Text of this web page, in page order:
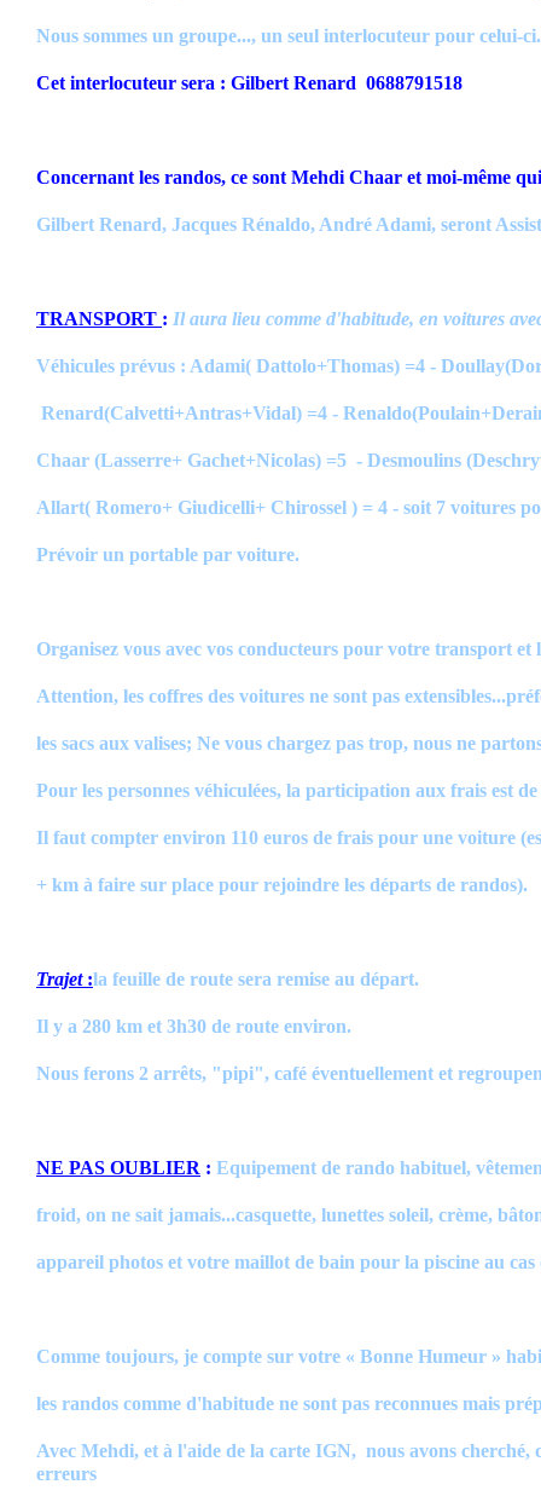
Nous sommes un groupe..., un seul interlocuteur pour celui-ci.
Cet interlocuteur sera : Gilbert Renard 0688791518
Concernant les randos, ce sont Mehdi Chaar et moi-même
Gilbert Renard, Jacques Rénaldo, André Adami, seront
TRANSPORT : Il aura lieu comme d'habitude, en voitures
Véhicules prévus : Adami( Dattolo+Thomas) =4 -
Renard(Calvetti+Antras+Vidal) =4 -
Chaar (Lasserre+ Gachet+Nicolas) =5 - Desmoulins
Allart( Romero+ Giudicelli+ Chirossel ) = 4 - soit 7 voitures
Prévoir un portable par voiture.
Organisez vous avec vos conducteurs pour votre transport et
Attention, les coffres des voitures ne sont pas
les sacs aux valises; Ne vous chargez pas trop, nous ne
Pour les personnes véhiculées, la participation aux frais est de
Il faut compter environ 110 euros de frais pour une voiture
+ km à faire sur place pour rejoindre les départs de randos).
Trajet:la feuille de route sera remise au départ.
Il y a 280 km et 3h30 de route environ.
Nous ferons 2 arrêts, "pipi", café éventuellement et
NE PAS OUBLIER : Equipement de rando habituel,
froid, on ne sait jamais...casquette, lunettes soleil, crème,
appareil photos et votre maillot de bain pour la piscine au cas
Comme toujours, je compte sur votre « Bonne Humeur »
les randos comme d'habitude ne sont pas reconnues mais
Avec Mehdi, et à l'aide de la carte IGN, nous avons cherché,
erreurs